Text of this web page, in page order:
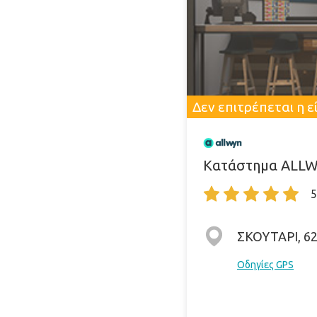
Δεν επιτρέπεται η
Κατάστημα
ΣΚΟΥΤΑΡΙ,
Οδηγίες GPS